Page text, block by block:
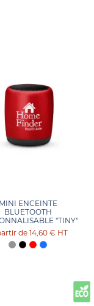
MINI ENCEINTE
BLUETOOTH
"TINY"
14,60 € HT